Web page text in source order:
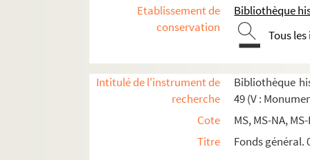
Etablissement de
conservation
Bibliothèque
Tous
Intitulé de l'instrument de
recherche
Bibliothèque
49 (V :
Cote
MS, MS-NA,
Titre
Fonds général.
4-MS-4165. Fossés-Saint-Germain-
4-MS-4155. Four, rue du. Vente par
4-MS-4530. Fourcy, rue de. Recherche
4-MS-4178. Francs-Bourgeois, rue
8-MS-5047. Galande, rue. Reçu
4-MS-5853. Geoffroy-l'Asnier, rue.
0-MS-FG-02. Gramont, rue de.